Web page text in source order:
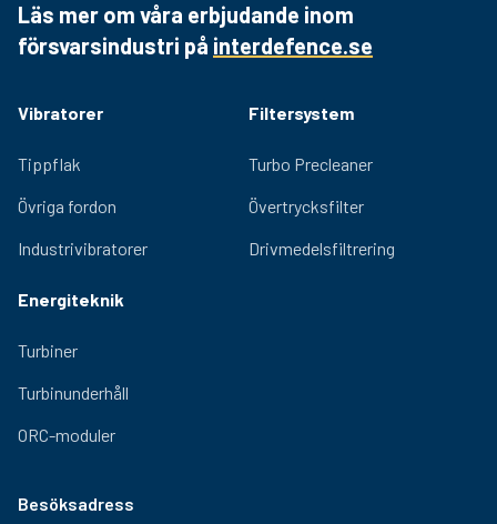
Läs mer om våra erbjudande inom
försvarsindustri på interdefence.se
Vibratorer
Tippflak
Övriga fordon
Industrivibratorer
Filtersystem
Turbo Precleaner
Övertrycksfilter
Drivmedelsfiltrering
Energiteknik
Turbiner
Turbinunderhåll
ORC-moduler
Besöksadress